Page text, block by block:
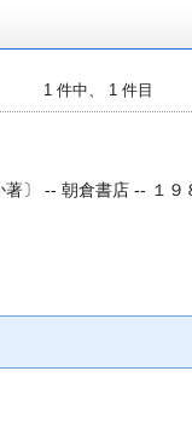
1 件中、 1 件目
〕 -- 朝倉書店 -- １９